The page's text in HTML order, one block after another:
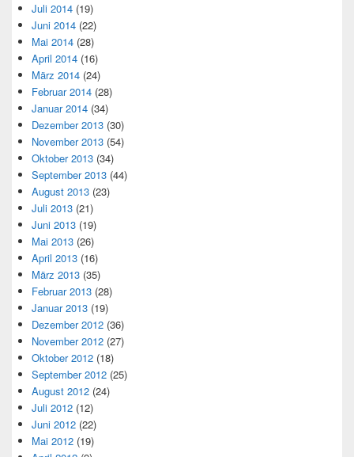
Juli 2014 (19)
Juni 2014 (22)
Mai 2014 (28)
April 2014 (16)
März 2014 (24)
Februar 2014 (28)
Januar 2014 (34)
Dezember 2013 (30)
November 2013 (54)
Oktober 2013 (34)
September 2013 (44)
August 2013 (23)
Juli 2013 (21)
Juni 2013 (19)
Mai 2013 (26)
April 2013 (16)
März 2013 (35)
Februar 2013 (28)
Januar 2013 (19)
Dezember 2012 (36)
November 2012 (27)
Oktober 2012 (18)
September 2012 (25)
August 2012 (24)
Juli 2012 (12)
Juni 2012 (22)
Mai 2012 (19)